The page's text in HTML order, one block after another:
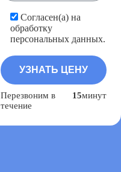
Согласен(а) на
обработку
персональных данных.
Перезвоним в
течение
15минут